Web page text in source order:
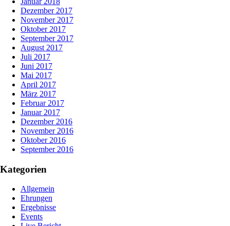
Dezember 2017
November 2017
Oktober 2017
September 2017
August 2017
Juli 2017
Juni 2017
Mai 2017
April 2017
März 2017
Februar 2017
Januar 2017
Dezember 2016
November 2016
Oktober 2016
September 2016
Kategorien
Allgemein
Ehrungen
Ergebnisse
Events